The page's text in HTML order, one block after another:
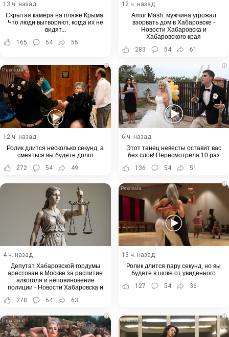
13 ч. назад
Скрытая камера на пляже Крыма:
Что люди вытворяют, когда их не
видят...
165
54 55
12 ч. назад
Amur Mash: мужчина угрожал
взорвать дом в Хабаровске -
Новости Хабаровска и
Хабаровского края
283
54 61
i
12 ч. назад
Ролик длится несколько секунд, а
смеяться вы будете долго
272
54 49
i
6 ч. назад
Этот танец невесты оставит вас
без слов! Пересмотрела 10 раз
136
54 51
4 ч. назад
Депутат Хабаровской гордумы
арестован в Москве за распитие
алкоголя и неповиновение
полиции - Новости Хабаровска и
278 54 63
i
13 ч. назад
Ролик длится пару секунд, но вы
будете в шоке от увиденного
127
54 36
i i